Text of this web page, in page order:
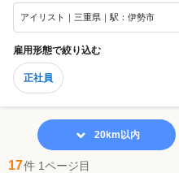
アイリスト｜三重県｜駅：伊勢市
雇用形態で絞り込む
正社員
17件 1ページ目
20km以内